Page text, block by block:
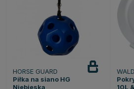
HORSE GUARD
Piłka na siano HG
Niebieska
10L